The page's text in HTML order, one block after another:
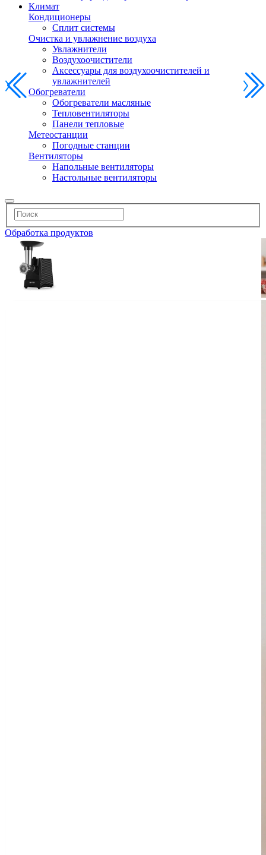
Климат
Кондиционеры
Сплит системы
Очистка и увлажнение воздуха
Увлажнители
Воздухоочистители
Аксессуары для воздухоочистителей и
увлажнителей
Обогреватели
Обогреватели масляные
Тепловентиляторы
Панели тепловые
Метеостанции
Погодные станции
Вентиляторы
Напольные вентиляторы
Настольные вентиляторы
Обработка продуктов